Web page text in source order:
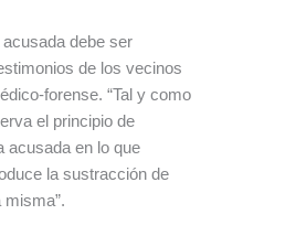
debe ser
de los vecinos
forense. “Tal y como
el principio de
acusada en lo que
la sustracción de